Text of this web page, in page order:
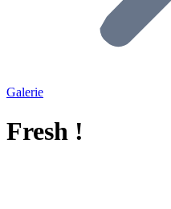
Galerie
Fresh !